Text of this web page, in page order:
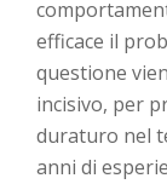
efficace il
questione
incisivo, per
duraturo nel
anni di